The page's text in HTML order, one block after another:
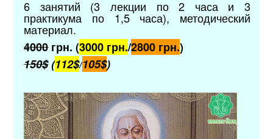
6 занятий (3 лекции по 2 часа и 3
практикума по 1,5 часа), методический
материал.
4000грн. (3000 грн./2800 грн.)
150$(112$/105$)